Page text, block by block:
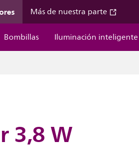
Más de nuestra parte
Bombillas Iluminación inteligente
3,8 W